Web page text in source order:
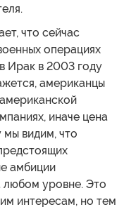
что сейчас
операциях
Ирак в 2003 году
американцы
иначе цена
видим, что
амбиции
любом уровне. Это
интересам, но тем